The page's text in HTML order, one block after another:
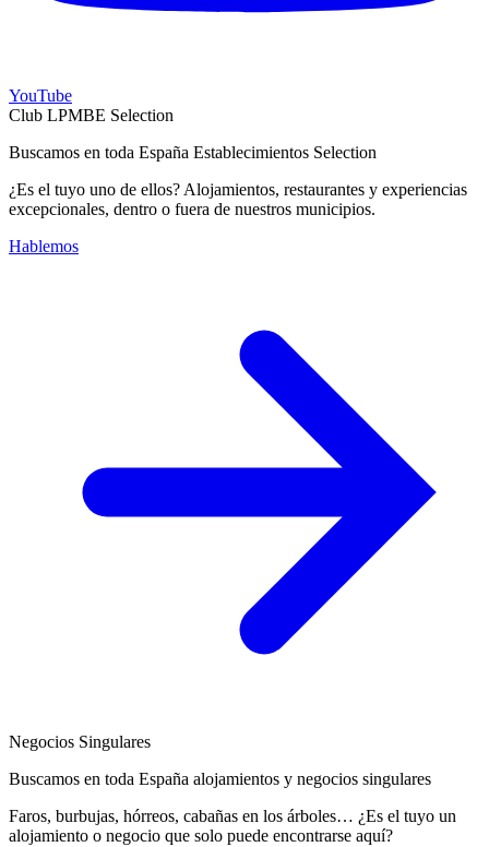
YouTube
Club LPMBE Selection
Buscamos en toda España Establecimientos Selection
¿Es el tuyo uno de ellos? Alojamientos, restaurantes y experiencias
excepcionales, dentro o fuera de nuestros municipios.
Hablemos
Negocios Singulares
Buscamos en toda España alojamientos y negocios singulares
Faros, burbujas, hórreos, cabañas en los árboles… ¿Es el tuyo un
alojamiento o negocio que solo puede encontrarse aquí?